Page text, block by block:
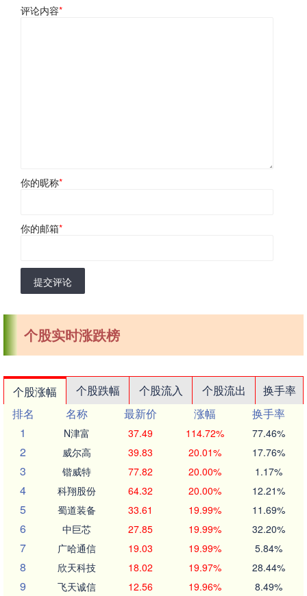
评论内容*
你的昵称*
你的邮箱*
提交评论
个股实时涨跌榜
个股涨幅 个股跌幅 个股流入 个股流出
换手率
排名
名称 最新价 涨幅
换手率
1
N津富 37.49 114.72% 77.46%
2 威尔高 39.83 20.01% 17.76%
3 锴威特 77.82 20.00% 1.17%
4 科翔股份 64.32 20.00% 12.21%
5 蜀道装备 33.61 19.99% 11.69%
6 中巨芯 27.85 19.99% 32.20%
7 广哈通信 19.03 19.99% 5.84%
8 欣天科技 18.02 19.97% 28.44%
9 飞天诚信 12.56 19.96% 8.49%